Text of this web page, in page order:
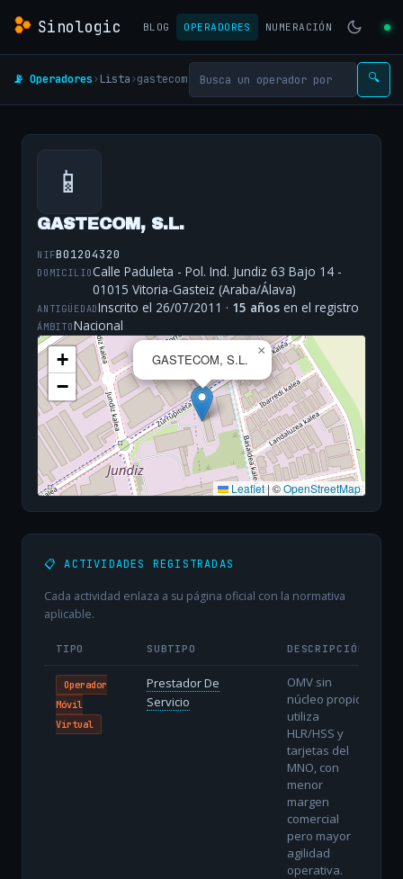
Sinologic BLOG OPERADORES NUMERACIÓN
📡 Operadores› Lista›gastecom 🔍
📱
GASTECOM, S.L.
NIFB01204320
DOMICILIOCalle Paduleta - Pol. Ind. Jundiz 63 Bajo 14 -
01015 Vitoria-Gasteiz (Araba/Álava)
ANTIGÜEDADInscrito el 26/07/2011 · 15 años en el registro
ÁMBITONacional
GASTECOM, S.L.
×
+
−
Leaflet|©OpenStreetMap
📋 ACTIVIDADES REGISTRADAS
Cada actividad enlaza a su página oficial con la normativa
aplicable.
TIPO SUBTIPO DESCRIPCIÓN
Operador
Móvil
Virtual
Prestador De
Servicio
OMV sin
núcleo propio:
utiliza
HLR/HSS y
tarjetas del
MNO, con
menor
margen
comercial
pero mayor
agilidad
operativa.